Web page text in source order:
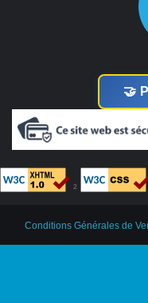
🤝
²
Conditions Générales de